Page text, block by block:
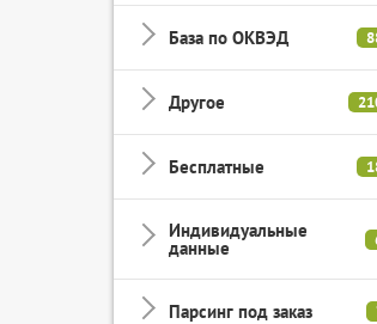
База по ОКВЭД
Другое
Бесплатные
Индивидуальные
данные
Парсинг под заказ